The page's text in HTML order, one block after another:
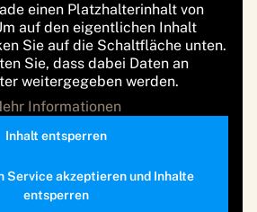
einen Platzhalterinhalt von
auf den eigentlichen Inhalt
Sie auf die Schaltfläche unten.
Sie, dass dabei Daten an
weitergegeben werden.
Informationen
Inhalt entsperren
Service akzeptieren und Inhalte
entsperren